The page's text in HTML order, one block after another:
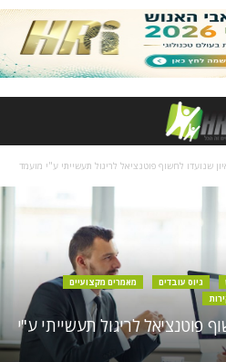
גיוס עובדים
מאמרים מקצועיים
פוטנציאל לריגול תעשייתי ע"י